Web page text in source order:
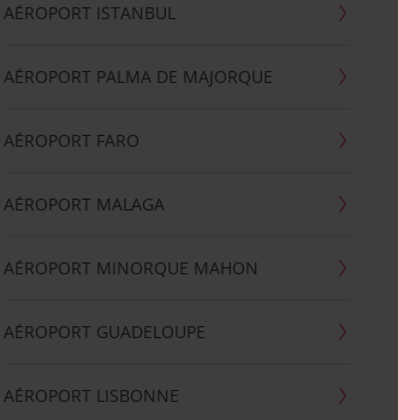
AÉROPORT ISTANBUL
AÉROPORT PALMA DE MAJORQUE
AÉROPORT FARO
AÉROPORT MALAGA
AÉROPORT MINORQUE MAHON
AÉROPORT GUADELOUPE
AÉROPORT LISBONNE